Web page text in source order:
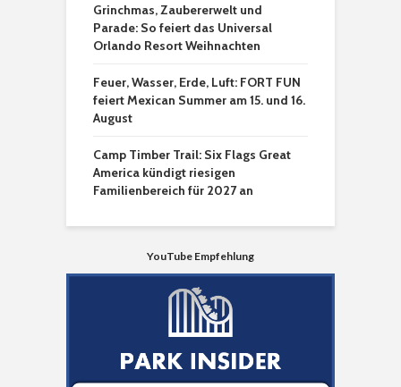
Grinchmas, Zaubererwelt und
Parade: So feiert das Universal
Orlando Resort Weihnachten
Feuer, Wasser, Erde, Luft: FORT FUN
feiert Mexican Summer am 15. und 16.
August
Camp Timber Trail: Six Flags Great
America kündigt riesigen
Familienbereich für 2027 an
YouTube Empfehlung